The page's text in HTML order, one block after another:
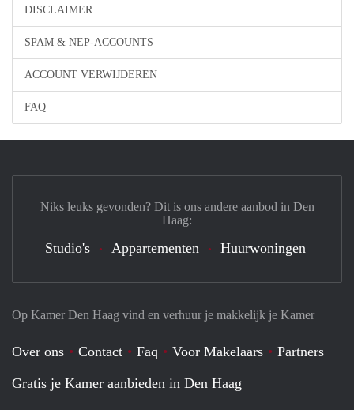
DISCLAIMER
SPAM & NEP-ACCOUNTS
ACCOUNT VERWIJDEREN
FAQ
Op Kamer Den Haag vind en verhuur je makkelijk je Kamer
Over ons Contact Faq Voor Makelaars
Partners
Gratis je Kamer aanbieden in Den Haag
Niks leuks gevonden? Dit is ons andere aanbod in Den
Haag:
Studio's Appartementen Huurwoningen